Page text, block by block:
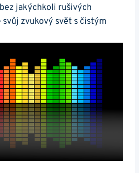
jakýchkoli rušivých
zvukový svět s čistým